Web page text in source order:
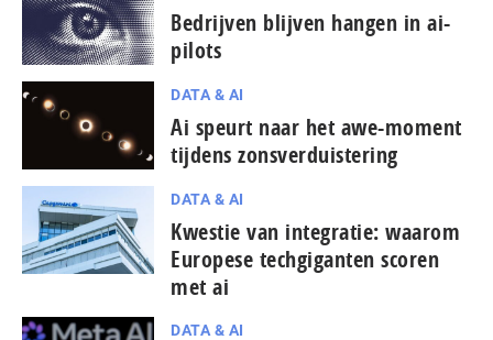
Bedrijven blijven hangen in ai-
pilots
DATA & AI
Ai speurt naar het awe-moment
tijdens zons­ver­duis­te­ring
DATA & AI
Kwestie van integratie: waarom
Europese techgiganten scoren
met ai
DATA & AI